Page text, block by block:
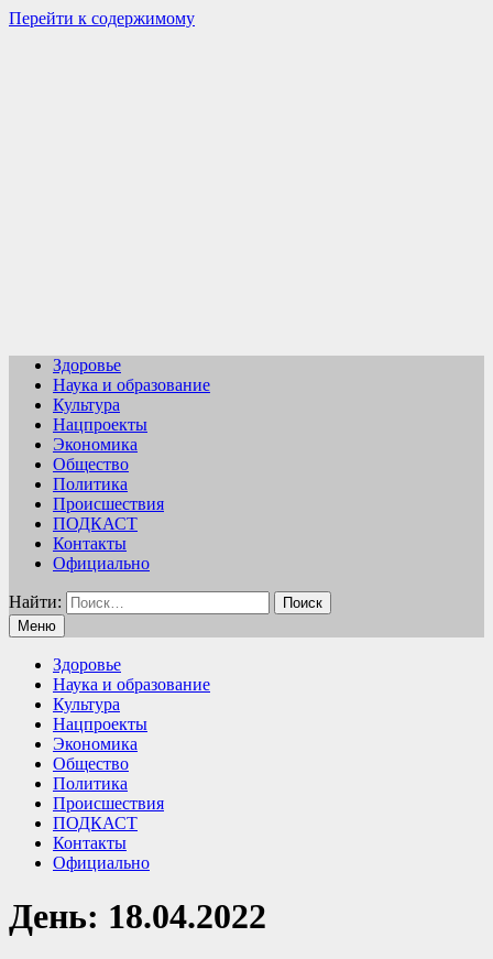
Перейти к содержимому
Здоровье
Наука и образование
Культура
Нацпроекты
Экономика
Общество
Политика
Происшествия
ПОДКАСТ
Контакты
Официально
Найти:
Меню
Здоровье
Наука и образование
Культура
Нацпроекты
Экономика
Общество
Политика
Происшествия
ПОДКАСТ
Контакты
Официально
День: 18.04.2022